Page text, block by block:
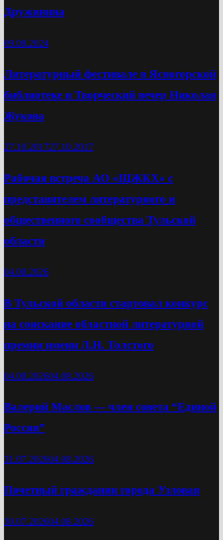
Дружинина
09.08.2024
Литературный фестивале в Ясногорской
библиотеке и Творческий вечер Николая
Жукова
27.10.201727.10.2017
Рабочая встреча АО «ЩЖКХ» с
представителем литературного и
общественного сообщества Тульской
области
04.08.2026
В Тульской области стартовал конкурс
на соискание областной литературной
премии имени Л.Н. Толстого
04.08.202604.08.2026
Валерий Маслов — член совета “Единой
России”
31.07.202604.08.2026
Почетный гражданин города Узловая
30.07.202604.08.2026